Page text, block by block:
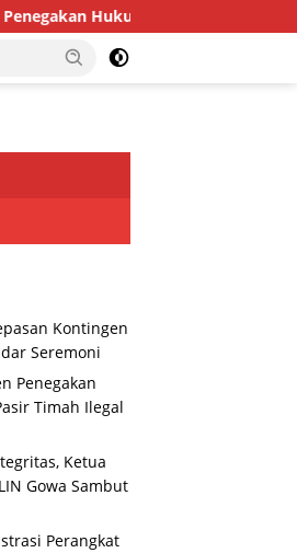
dalam Perkara 53 Ton Pasir Timah
Kontingen
Seremoni
Penegakan
Timah Ilegal
Ketua
Gowa Sambut
Perangkat